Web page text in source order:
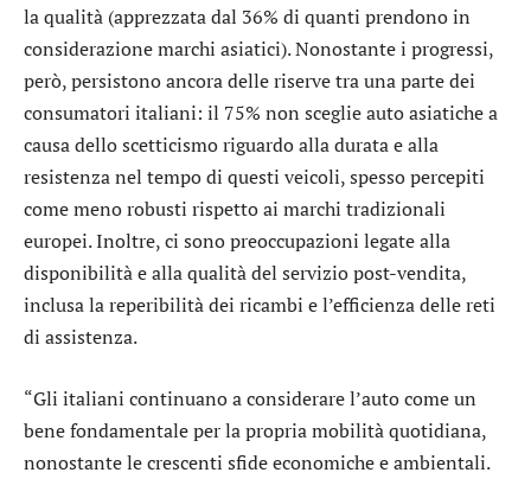
la qualità (apprezzata dal 36% di quanti prendono in
considerazione marchi asiatici). Nonostante i progressi,
però, persistono ancora delle riserve tra una parte dei
consumatori italiani: il 75% non sceglie auto asiatiche a
causa dello scetticismo riguardo alla durata e alla
resistenza nel tempo di questi veicoli, spesso percepiti
come meno robusti rispetto ai marchi tradizionali
europei. Inoltre, ci sono preoccupazioni legate alla
disponibilità e alla qualità del servizio post-vendita,
inclusa la reperibilità dei ricambi e l’efficienza delle reti
di assistenza.
“Gli italiani continuano a considerare l’auto come un
bene fondamentale per la propria mobilità quotidiana,
nonostante le crescenti sfide economiche e ambientali.